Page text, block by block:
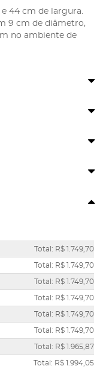
44 cm de largura.
9 cm de diâmetro,
no ambiente de
Total: R$ 1.749,70
Total: R$ 1.749,70
Total: R$ 1.749,70
Total: R$ 1.749,70
Total: R$ 1.749,70
Total: R$ 1.749,70
Total: R$ 1.965,87
Total: R$ 1.994,05